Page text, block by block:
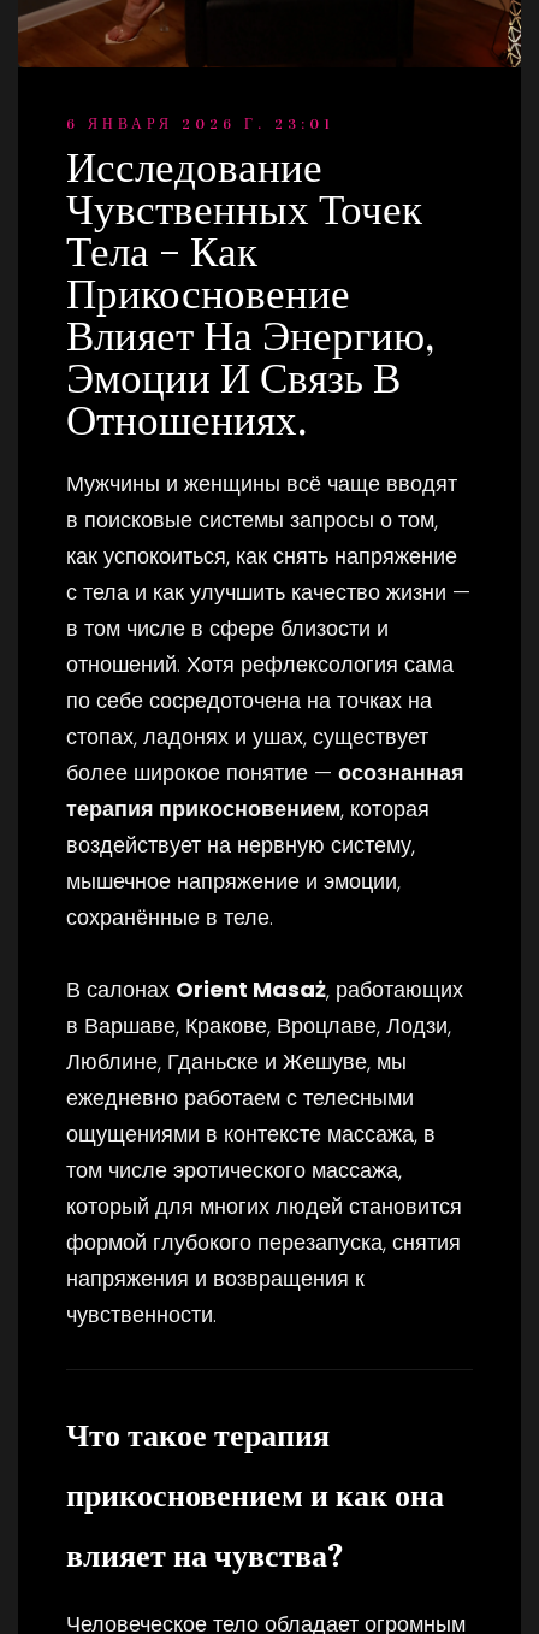
6 ЯНВАРЯ 2026 Г. 23:01
Исследование
Чувственных Точек
Тела – Как
Прикосновение
Влияет На Энергию,
Эмоции И Связь В
Отношениях.
Мужчины и женщины всё чаще вводят
в поисковые системы запросы о том,
как успокоиться, как снять напряжение
с тела и как улучшить качество жизни —
в том числе в сфере близости и
отношений. Хотя рефлексология сама
по себе сосредоточена на точках на
стопах, ладонях и ушах, существует
более широкое понятие — осознанная
терапия прикосновением, которая
воздействует на нервную систему,
мышечное напряжение и эмоции,
сохранённые в теле.
В салонах Orient Masaż, работающих
в Варшаве, Кракове, Вроцлаве, Лодзи,
Люблине, Гданьске и Жешуве, мы
ежедневно работаем с телесными
ощущениями в контексте массажа, в
том числе эротического массажа,
который для многих людей становится
формой глубокого перезапуска, снятия
напряжения и возвращения к
чувственности.
Что такое терапия
прикосновением и как она
влияет на чувства?
Человеческое тело обладает огромным